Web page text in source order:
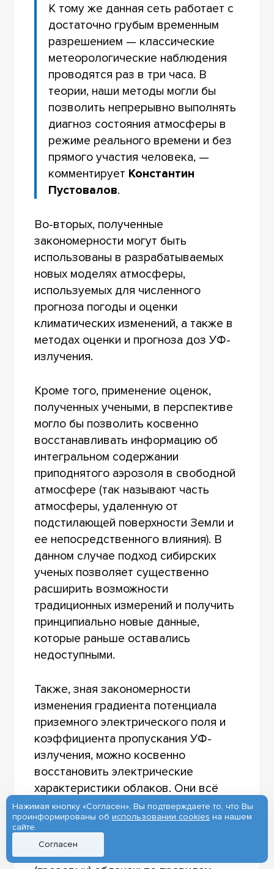
К тому же данная сеть работает с
достаточно грубым временным
разрешением — классические
метеорологические наблюдения
проводятся раз в три часа. В
теории, наши методы могли бы
позволить непрерывно выполнять
диагноз состояния атмосферы в
режиме реального времени и без
прямого участия человека, —
комментирует Константин
Пустовалов.
Во-вторых, полученные
закономерности могут быть
использованы в разрабатываемых
новых моделях атмосферы,
используемых для численного
прогноза погоды и оценки
климатических изменений, а также в
методах оценки и прогноза доз УФ-
излучения.
Кроме того, применение оценок,
полученных учеными, в перспективе
могло бы позволить косвенно
восстанавливать информацию об
интегральном содержании
приподнятого аэрозоля в свободной
атмосфере (так называют часть
атмосферы, удаленную от
подстилающей поверхности Земли и
ее непосредственного влияния). В
данном случае подход сибирских
ученых позволяет существенно
расширить возможности
традиционных измерений и получить
принципиально новые данные,
которые раньше оставались
недоступными.
Также, зная закономерности
изменения градиента потенциала
приземного электрического поля и
коэффициента пропускания УФ-
излучения, можно косвенно
восстановить электрические
характеристики облаков. Они всё
еще изучены достаточно слабо — их
регистрация и оценка дорога и
технически сложна, особенно если
говорить о кучево-дождевых
Нажимая кнопку «Согласен», Вы подтверждаете то, что Вы
проинформированы об использовании cookies на нашем
сайте.
Согласен